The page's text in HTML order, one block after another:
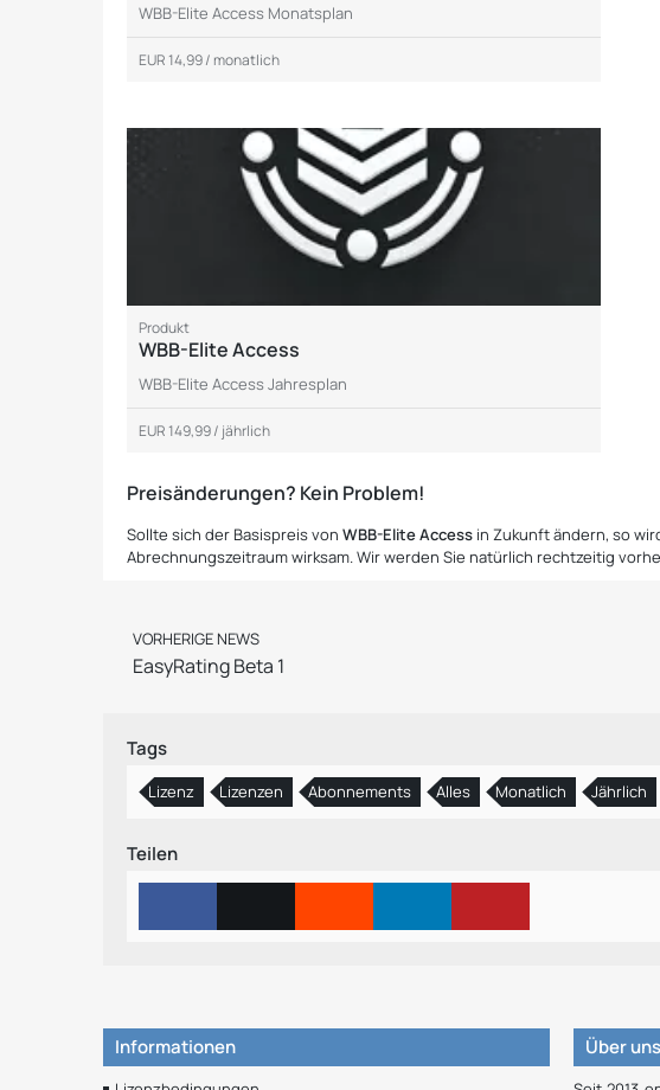
WBB-Elite Access Monatsplan
EUR 14,99/ monatlich
Produkt
WBB-Elite Access
WBB-Elite Access Jahresplan
EUR 149,99/ jährlich
Preisänderungen? Kein Problem!
Sollte sich der Basispreis vonWBB-Elite Access in Zukunft ändern, so
Abrechnungszeitraum wirksam. Wir werden Sie natürlich rechtzeitig
VORHERIGE NEWS
EasyRating Beta 1
Tags
Lizenz Lizenzen Abonnements Alles Monatlich Jährlich
Teilen
Informationen Über uns